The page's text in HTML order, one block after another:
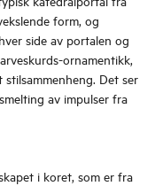
form, og
side av portalen og
ornamentikk,
stilsammenheng. Det ser
av impulser fra
i koret, som er fra